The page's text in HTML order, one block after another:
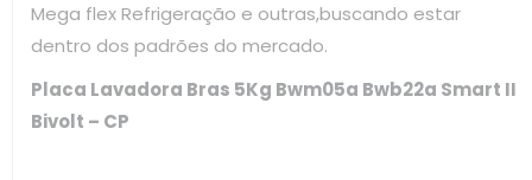
Mega flex Refrigeração e outras,buscando estar
dentro dos padrões do mercado.
Placa Lavadora Bras 5Kg Bwm05a Bwb22a Smart II
Bivolt – CP